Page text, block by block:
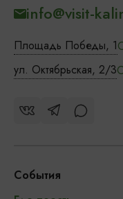
Площадь Победы, 1
ул. Октябрьская, 2/3
info@visit-
События